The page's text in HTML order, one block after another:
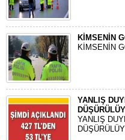
KİMSENİN
KİMSENİN
YANLIŞ
YANLIŞ